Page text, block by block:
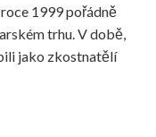
1999 pořádně
trhu. V době,
jako zkostnatělí